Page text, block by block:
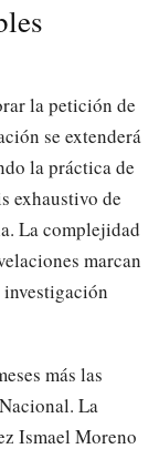
la petición de
se extenderá
la práctica de
exhaustivo de
La complejidad
marcan
más las
La
Ismael Moreno